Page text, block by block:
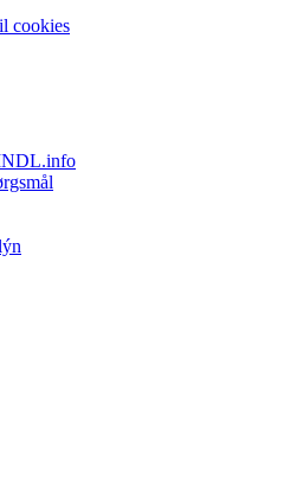
cookies